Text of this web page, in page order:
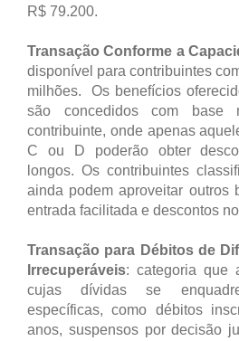
R$ 79.200.
Transação Conforme a
disponível para contribuintes
milhões. Os benefícios
são concedidos com base
contribuinte, onde apenas
C ou D poderão obter
longos. Os contribuintes
ainda podem aproveitar outros
entrada facilitada e descontos
Transação para Débitos de
Irrecuperáveis: categoria que
cujas dívidas se
específicas, como débitos
anos, suspensos por decisão